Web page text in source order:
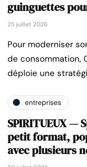
guinguettes
25 juillet 2026
Pour moderniser
de consommation,
déploie une
entreprises
SPIRITUEUX —
petit format,
avec plusieurs